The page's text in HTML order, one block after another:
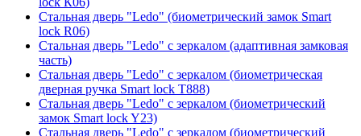
Стальная дверь "Ledo" (биометрический замок Smart
lock R06)
Стальная дверь "Ledo" с зеркалом (адаптивная замковая
часть)
Стальная дверь "Ledo" с зеркалом (биометрическая
дверная ручка Smart lock T888)
Стальная дверь "Ledo" с зеркалом (биометрический
замок Smart lock Y23)
Стальная дверь "Ledo" с зеркалом (биометрический